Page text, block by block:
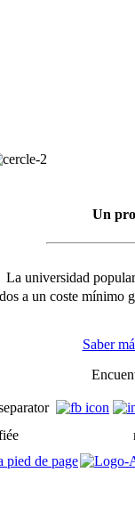
Un
La universidad
a un coste mínimo
Saber